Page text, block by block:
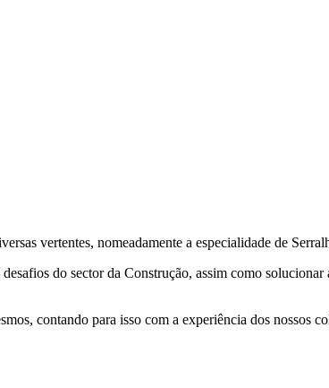
vertentes, nomeadamente a especialidade de
do sector da Construção, assim como solucionar
contando para isso com a experiência dos nossos